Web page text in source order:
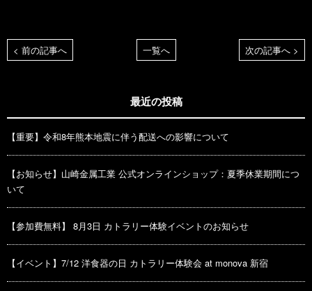
一覧へ
< 前の記事へ 次の記事へ >
最近の投稿
【重要】令和8年熊本地震に伴う配送への影響について
【お知らせ】山崎金属工業 公式オンラインショップ：夏季休業期間につ
いて
【参加費無料】 8月3日 カトラリー体験イベントのお知らせ
【イベント】7/12 洋食器の日 カトラリー体験会 at monova 新宿